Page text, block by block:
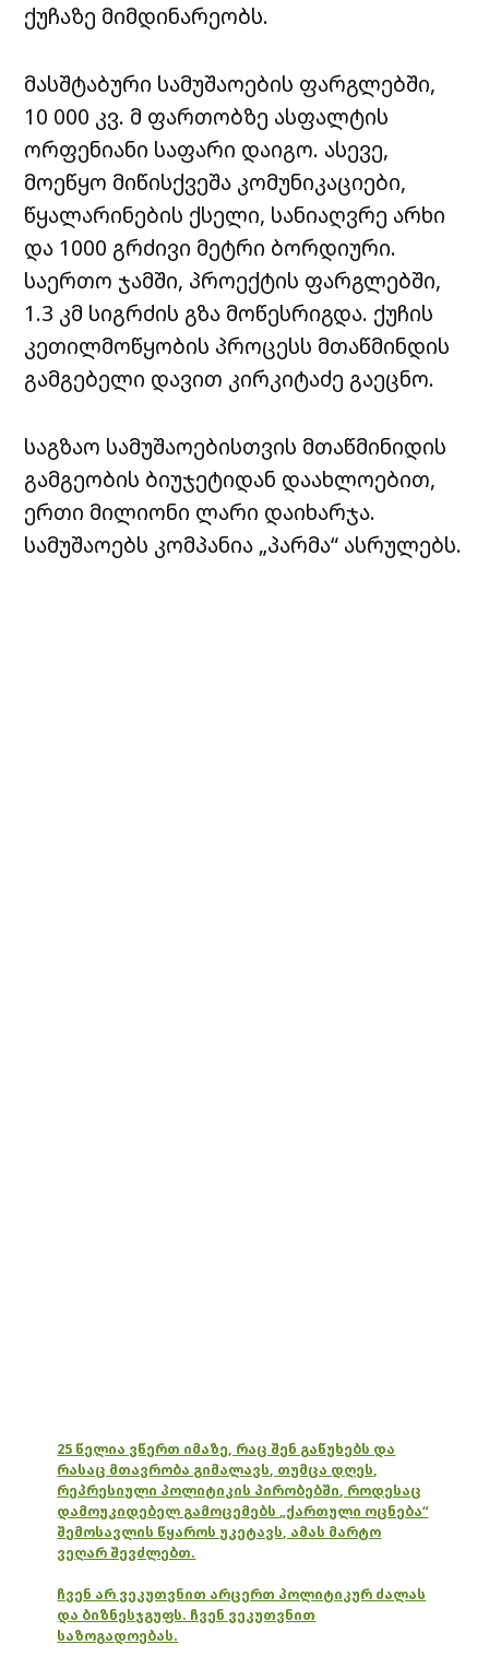
ქუჩაზე მიმდინარეობს.
მასშტაბური სამუშაოების ფარგლებში,
10 000 კვ. მ ფართობზე ასფალტის
ორფენიანი საფარი დაიგო. ასევე,
მოეწყო მიწისქვეშა კომუნიკაციები,
წყალარინების ქსელი, სანიაღვრე არხი
და 1000 გრძივი მეტრი ბორდიური.
საერთო ჯამში, პროექტის ფარგლებში,
1.3 კმ სიგრძის გზა მოწესრიგდა. ქუჩის
კეთილმოწყობის პროცესს მთაწმინდის
გამგებელი დავით კირკიტაძე გაეცნო.
საგზაო სამუშაოებისთვის მთაწმინიდის
გამგეობის ბიუჯეტიდან დაახლოებით,
ერთი მილიონი ლარი დაიხარჯა.
სამუშაოებს კომპანია „პარმა“ ასრულებს.
25 წელია ვწერთ იმაზე, რაც შენ გაწუხებს და
რასაც მთავრობა გიმალავს, თუმცა დღეს,
რეპრესიული პოლიტიკის პირობებში, როდესაც
დამოუკიდებელ გამოცემებს „ქართული ოცნება“
შემოსავლის წყაროს უკეტავს, ამას მარტო
ვეღარ შევძლებთ.
ჩვენ არ ვეკუთვნით არცერთ პოლიტიკურ ძალას
და ბიზნესჯგუფს. ჩვენ ვეკუთვნით
საზოგადოებას.